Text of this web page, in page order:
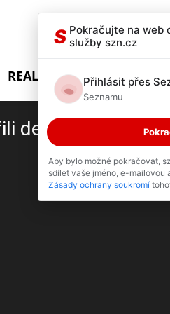
REALITY SHOW
devět lidí!
S Pokračujte na web
služby szn.cz
Přihlásit přes
Seznamu
Aby bylo možné pokračovat,
sdílet vaše jméno, e-mailovou
Zásady ochrany soukromí